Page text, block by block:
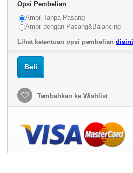
Opsi Pembelian
Ambil Tanpa Pasang
Ambil dengan Pasang&Balancing
Lihat ketentuan opsi pembelian disini
Beli
Tambahkan ke Wishlist